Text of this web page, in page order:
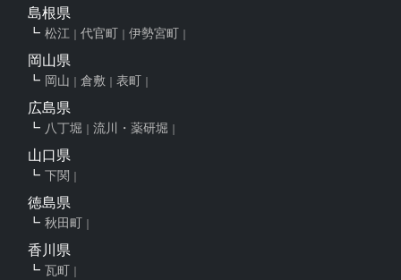
島根県
松江 代官町 伊勢宮町
岡山県
岡山 倉敷 表町
広島県
八丁堀 流川・薬研堀
山口県
下関
徳島県
秋田町
香川県
瓦町